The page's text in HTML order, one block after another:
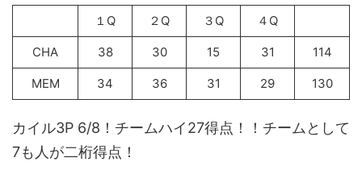
１Q ２Q ３Q ４Q
CHA 38 30 15 31 114
MEM 34 36 31 29 130
カイル3P 6/8！チームハイ27得点！！チームとして
7も人が二桁得点！